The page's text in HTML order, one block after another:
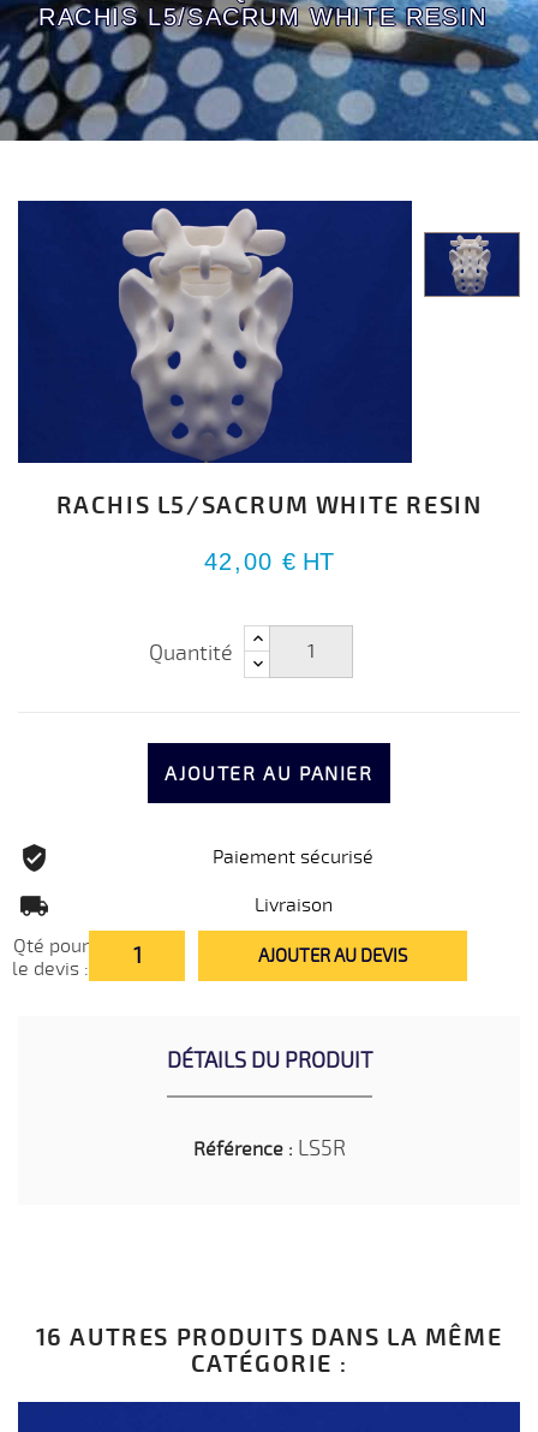
RACHIS L5/SACRUM WHITE RESIN
RACHIS L5/SACRUM WHITE RESIN
42,00 € HT
Quantité
AJOUTER AU PANIER
Paiement sécurisé
Livraison
Qté pour
le devis :
AJOUTER AU DEVIS
DÉTAILS DU PRODUIT
Référence : LS5R
16 AUTRES PRODUITS DANS LA MÊME
CATÉGORIE :